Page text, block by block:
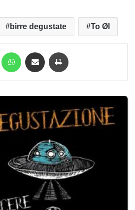
birre degustate To Øl
LinkedIn WhatsApp Condividi via mail